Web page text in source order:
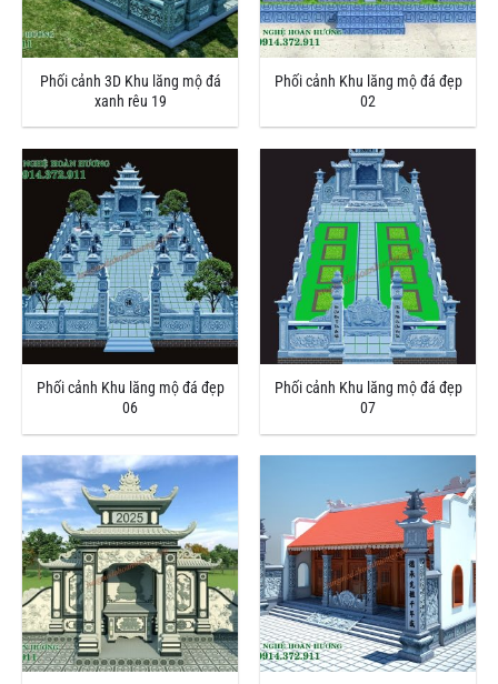
Phối cảnh 3D Khu lăng mộ đá
xanh rêu 19
Phối cảnh Khu lăng mộ đá đẹp
02
Phối cảnh Khu lăng mộ đá đẹp
06
Phối cảnh Khu lăng mộ đá đẹp
07